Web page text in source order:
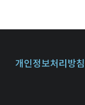
개인정보처리방침